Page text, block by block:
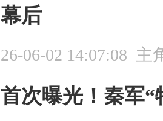
幕后
26-06-02 14:07:08 主
首次曝光！秦军“